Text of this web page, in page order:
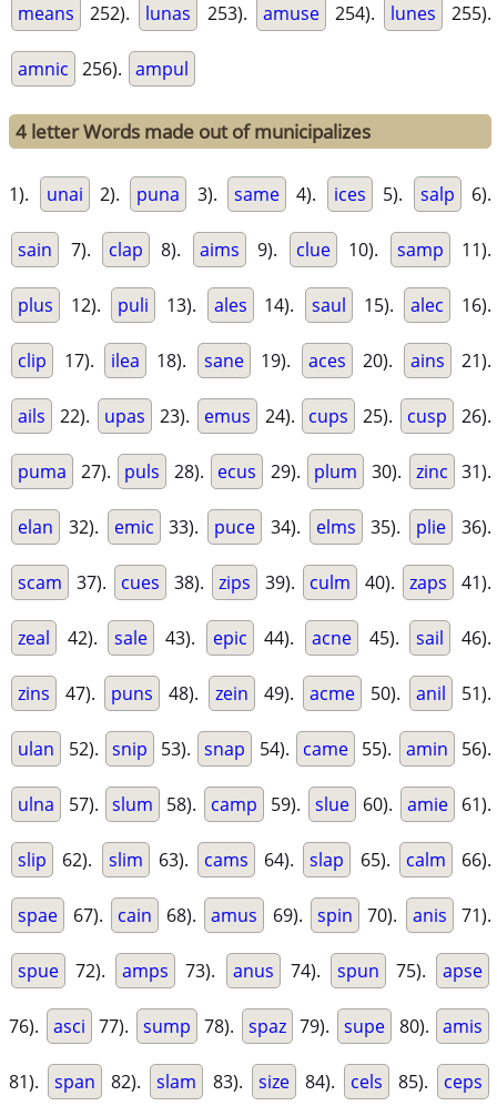
means 252). lunas 253). amuse 254). lunes 255).
amnic 256). ampul
4 letter Words made out of municipalizes
1). unai 2). puna 3). same 4). ices 5). salp 6).
sain 7). clap 8). aims 9). clue 10). samp 11).
plus 12). puli 13). ales 14). saul 15). alec 16).
clip 17). ilea 18). sane 19). aces 20). ains 21).
ails 22). upas 23). emus 24). cups 25). cusp 26).
puma 27). puls 28). ecus 29). plum 30). zinc 31).
elan 32). emic 33). puce 34). elms 35). plie 36).
scam 37). cues 38). zips 39). culm 40). zaps 41).
zeal 42). sale 43). epic 44). acne 45). sail 46).
zins 47). puns 48). zein 49). acme 50). anil 51).
ulan 52). snip 53). snap 54). came 55). amin 56).
ulna 57). slum 58). camp 59). slue 60). amie 61).
slip 62). slim 63). cams 64). slap 65). calm 66).
spae 67). cain 68). amus 69). spin 70). anis 71).
spue 72). amps 73). anus 74). spun 75). apse
76). asci 77). sump 78). spaz 79). supe 80). amis
81). span 82). slam 83). size 84). cels 85). ceps